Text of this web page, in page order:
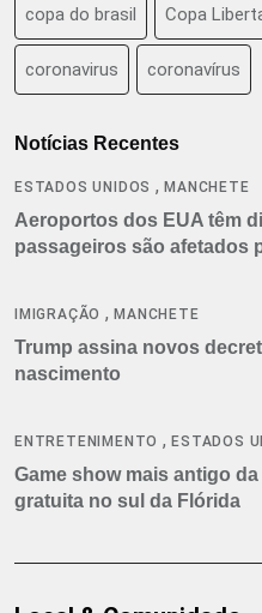
copa do brasil Copa
coronavirus coronavírus
Notícias Recentes
ESTADOS UNIDOS ,MANCHETE
Aeroportos dos EUA têm
passageiros são afetados
IMIGRAÇÃO ,MANCHETE
Trump assina novos
nascimento
ENTRETENIMENTO ,ESTADOS
Game show mais antigo
gratuita no sul da Flórida